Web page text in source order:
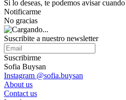
Si lo deseas, te podemos avisar
Notificarme
No gracias
Suscribite a nuestro newsletter
Suscribirme
Sofia Buysan
Instagram @sofia.buysan
About us
Contact us